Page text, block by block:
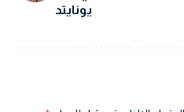
يونايتد